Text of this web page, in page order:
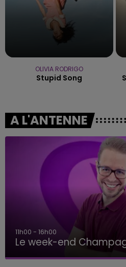
OLIVIA RODRIGO
Stupid Song
A L'ANTENNE
11h00 - 16h00
Le week-end